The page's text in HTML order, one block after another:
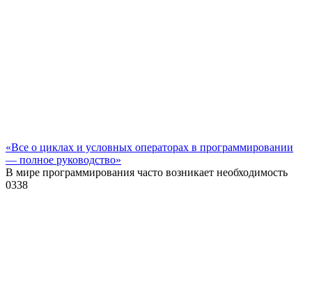
«Все о циклах и условных операторах в программировании
— полное руководство»
В мире программирования часто возникает необходимость
0338